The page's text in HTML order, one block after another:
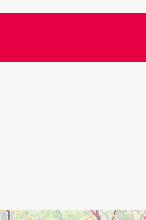
période
vous